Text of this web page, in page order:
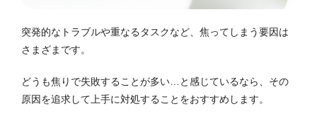
突発的なトラブルや重なるタスクなど、焦ってしまう要因は
さまざまです。
どうも焦りで失敗することが多い…と感じているなら、その
原因を追求して上手に対処することをおすすめします。